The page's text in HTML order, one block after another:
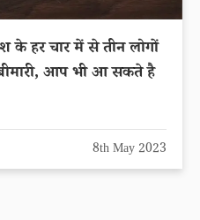
हर चार में से तीन लोगों
आप भी आ सकते है
8th May 2023